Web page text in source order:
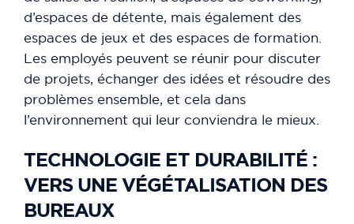
d’espaces de détente, mais également des
espaces de jeux et des espaces de formation.
Les employés peuvent se réunir pour discuter
de projets, échanger des idées et résoudre des
problèmes ensemble, et cela dans
l’environnement qui leur conviendra le mieux.
TECHNOLOGIE ET DURABILITÉ :
VERS UNE VÉGÉTALISATION DES
BUREAUX